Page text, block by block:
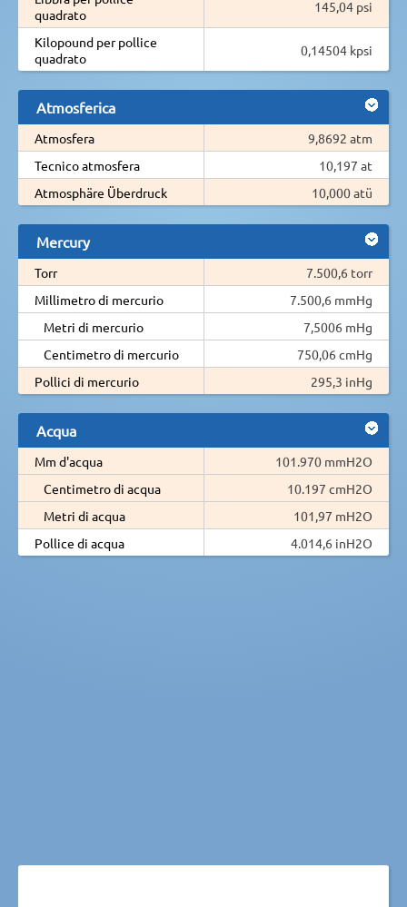
quadrato
145,04 psi
Kilopound per pollice
quadrato
0,14504 kpsi
Atmosferica
Atmosfera
9,8692 atm
Tecnico atmosfera
10,197 at
Atmosphäre Überdruck
10,000 atü
Mercury
Torr
7.500,6 torr
Millimetro di mercurio
7.500,6 mmHg
Metri di mercurio
7,5006 mHg
Centimetro di mercurio
750,06 cmHg
Pollici di mercurio
295,3 inHg
Acqua
Mm d'acqua
101.970 mmH2O
Centimetro di acqua
10.197 cmH2O
Metri di acqua
101,97 mH2O
Pollice di acqua
4.014,6 inH2O